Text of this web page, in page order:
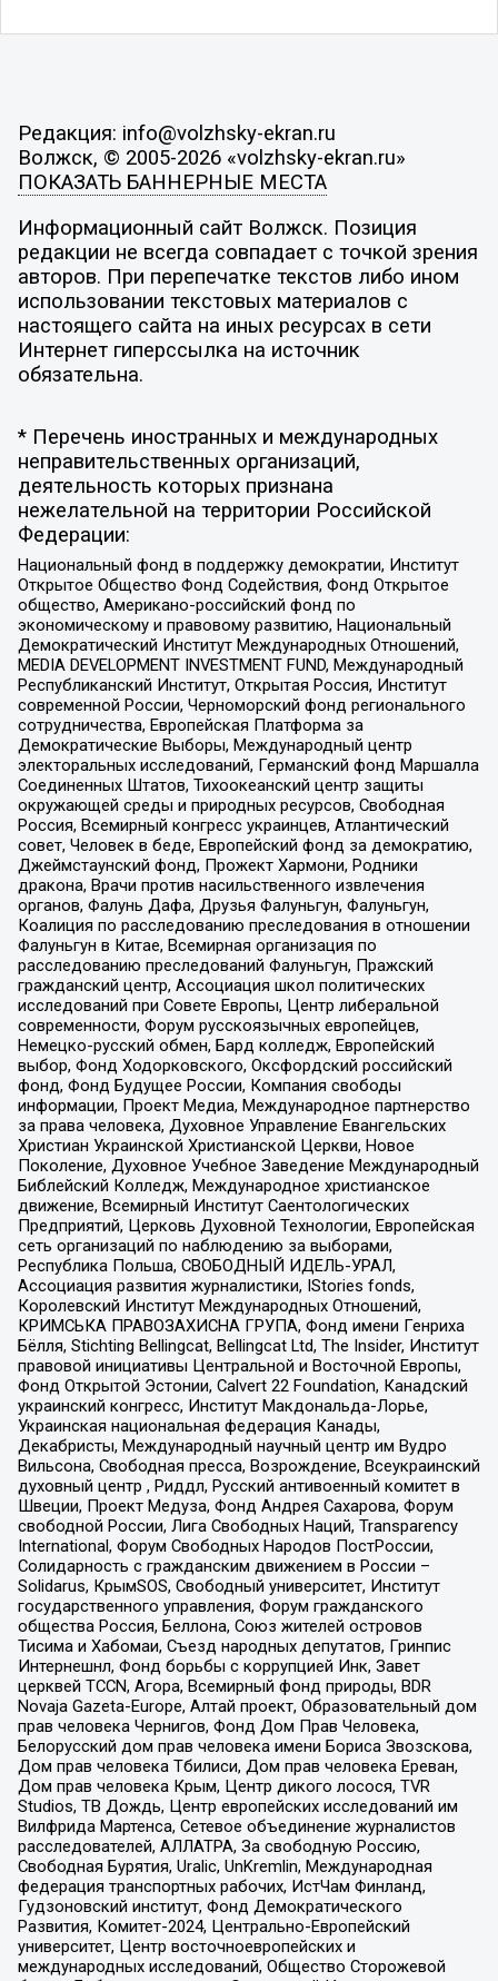
Редакция: info@volzhsky-ekran.ru
Волжск, © 2005-2026 «volzhsky-ekran.ru»
ПОКАЗАТЬ БАННЕРНЫЕ МЕСТА
Информационный сайт Волжск. Позиция
редакции не всегда совпадает с точкой зрения
авторов. При перепечатке текстов либо ином
использовании текстовых материалов с
настоящего сайта на иных ресурсах в сети
Интернет гиперссылка на источник
обязательна.
* Перечень иностранных и международных
неправительственных организаций,
деятельность которых признана
нежелательной на территории Российской
Федерации:
Национальный фонд в поддержку демократии, Институт
Открытое Общество Фонд Содействия, Фонд Открытое
общество, Американо-российский фонд по
экономическому и правовому развитию, Национальный
Демократический Институт Международных Отношений,
MEDIA DEVELOPMENT INVESTMENT FUND, Международный
Республиканский Институт, Открытая Россия, Институт
современной России, Черноморский фонд регионального
сотрудничества, Европейская Платформа за
Демократические Выборы, Международный центр
электоральных исследований, Германский фонд Маршалла
Соединенных Штатов, Тихоокеанский центр защиты
окружающей среды и природных ресурсов, Свободная
Россия, Всемирный конгресс украинцев, Атлантический
совет, Человек в беде, Европейский фонд за демократию,
Джеймстаунский фонд, Прожект Хармони, Родники
дракона, Врачи против насильственного извлечения
органов, Фалунь Дафа, Друзья Фалуньгун, Фалуньгун,
Коалиция по расследованию преследования в отношении
Фалуньгун в Китае, Всемирная организация по
расследованию преследований Фалуньгун, Пражский
гражданский центр, Ассоциация школ политических
исследований при Совете Европы, Центр либеральной
современности, Форум русскоязычных европейцев,
Немецко-русский обмен, Бард колледж, Европейский
выбор, Фонд Ходорковского, Оксфордский российский
фонд, Фонд Будущее России, Компания свободы
информации, Проект Медиа, Международное партнерство
за права человека, Духовное Управление Евангельских
Христиан Украинской Христианской Церкви, Новое
Поколение, Духовное Учебное Заведение Международный
Библейский Колледж, Международное христианское
движение, Всемирный Институт Саентологических
Предприятий, Церковь Духовной Технологии, Европейская
сеть организаций по наблюдению за выборами,
Республика Польша, СВОБОДНЫЙ ИДЕЛЬ-УРАЛ,
Ассоциация развития журналистики, IStories fonds,
Королевский Институт Международных Отношений,
КРИМСЬКА ПРАВОЗАХИСНА ГРУПА, Фонд имени Генриха
Бёлля, Stichting Bellingcat, Bellingcat Ltd, The Insider, Институт
правовой инициативы Центральной и Восточной Европы,
Фонд Открытой Эстонии, Calvert 22 Foundation, Канадский
украинский конгресс, Институт Макдональда-Лорье,
Украинская национальная федерация Канады,
Декабристы, Международный научный центр им Вудро
Вильсона, Свободная пресса, Возрождение, Всеукраинский
духовный центр , Риддл, Русский антивоенный комитет в
Швеции, Проект Медуза, Фонд Андрея Сахарова, Форум
свободной России, Лига Свободных Наций, Transparеncy
International, Форум Свободных Народов ПостРоссии,
Солидарность с гражданским движением в России –
Solidarus, КрымSOS, Свободный университет, Институт
государственного управления, Форум гражданского
общества Россия, Беллона, Союз жителей островов
Тисима и Хабомаи, Съезд народных депутатов, Гринпис
Интернешнл, Фонд борьбы с коррупцией Инк, Завет
церквей TCCN, Агора, Всемирный фонд природы, BDR
Novaja Gazeta-Europe, Алтай проект, Образовательный дом
прав человека Чернигов, Фонд Дом Прав Человека,
Белорусский дом прав человека имени Бориса Звозскова,
Дом прав человека Тбилиси, Дом прав человека Ереван,
Дом прав человека Крым, Центр дикого лосося, TVR
Studios, ТВ Дождь, Центр европейских исследований им
Вилфрида Мартенса, Сетевое объединение журналистов
расследователей, АЛЛАТРА, За свободную Россию,
Свободная Бурятия, Uralic, UnKremlin, Международная
федерация транспортных рабочих, ИстЧам Финланд,
Гудзоновский институт, Фонд Демократического
Развития, Комитет-2024, Центрально-Европейский
университет, Центр восточноевропейских и
международных исследований, Общество Сторожевой